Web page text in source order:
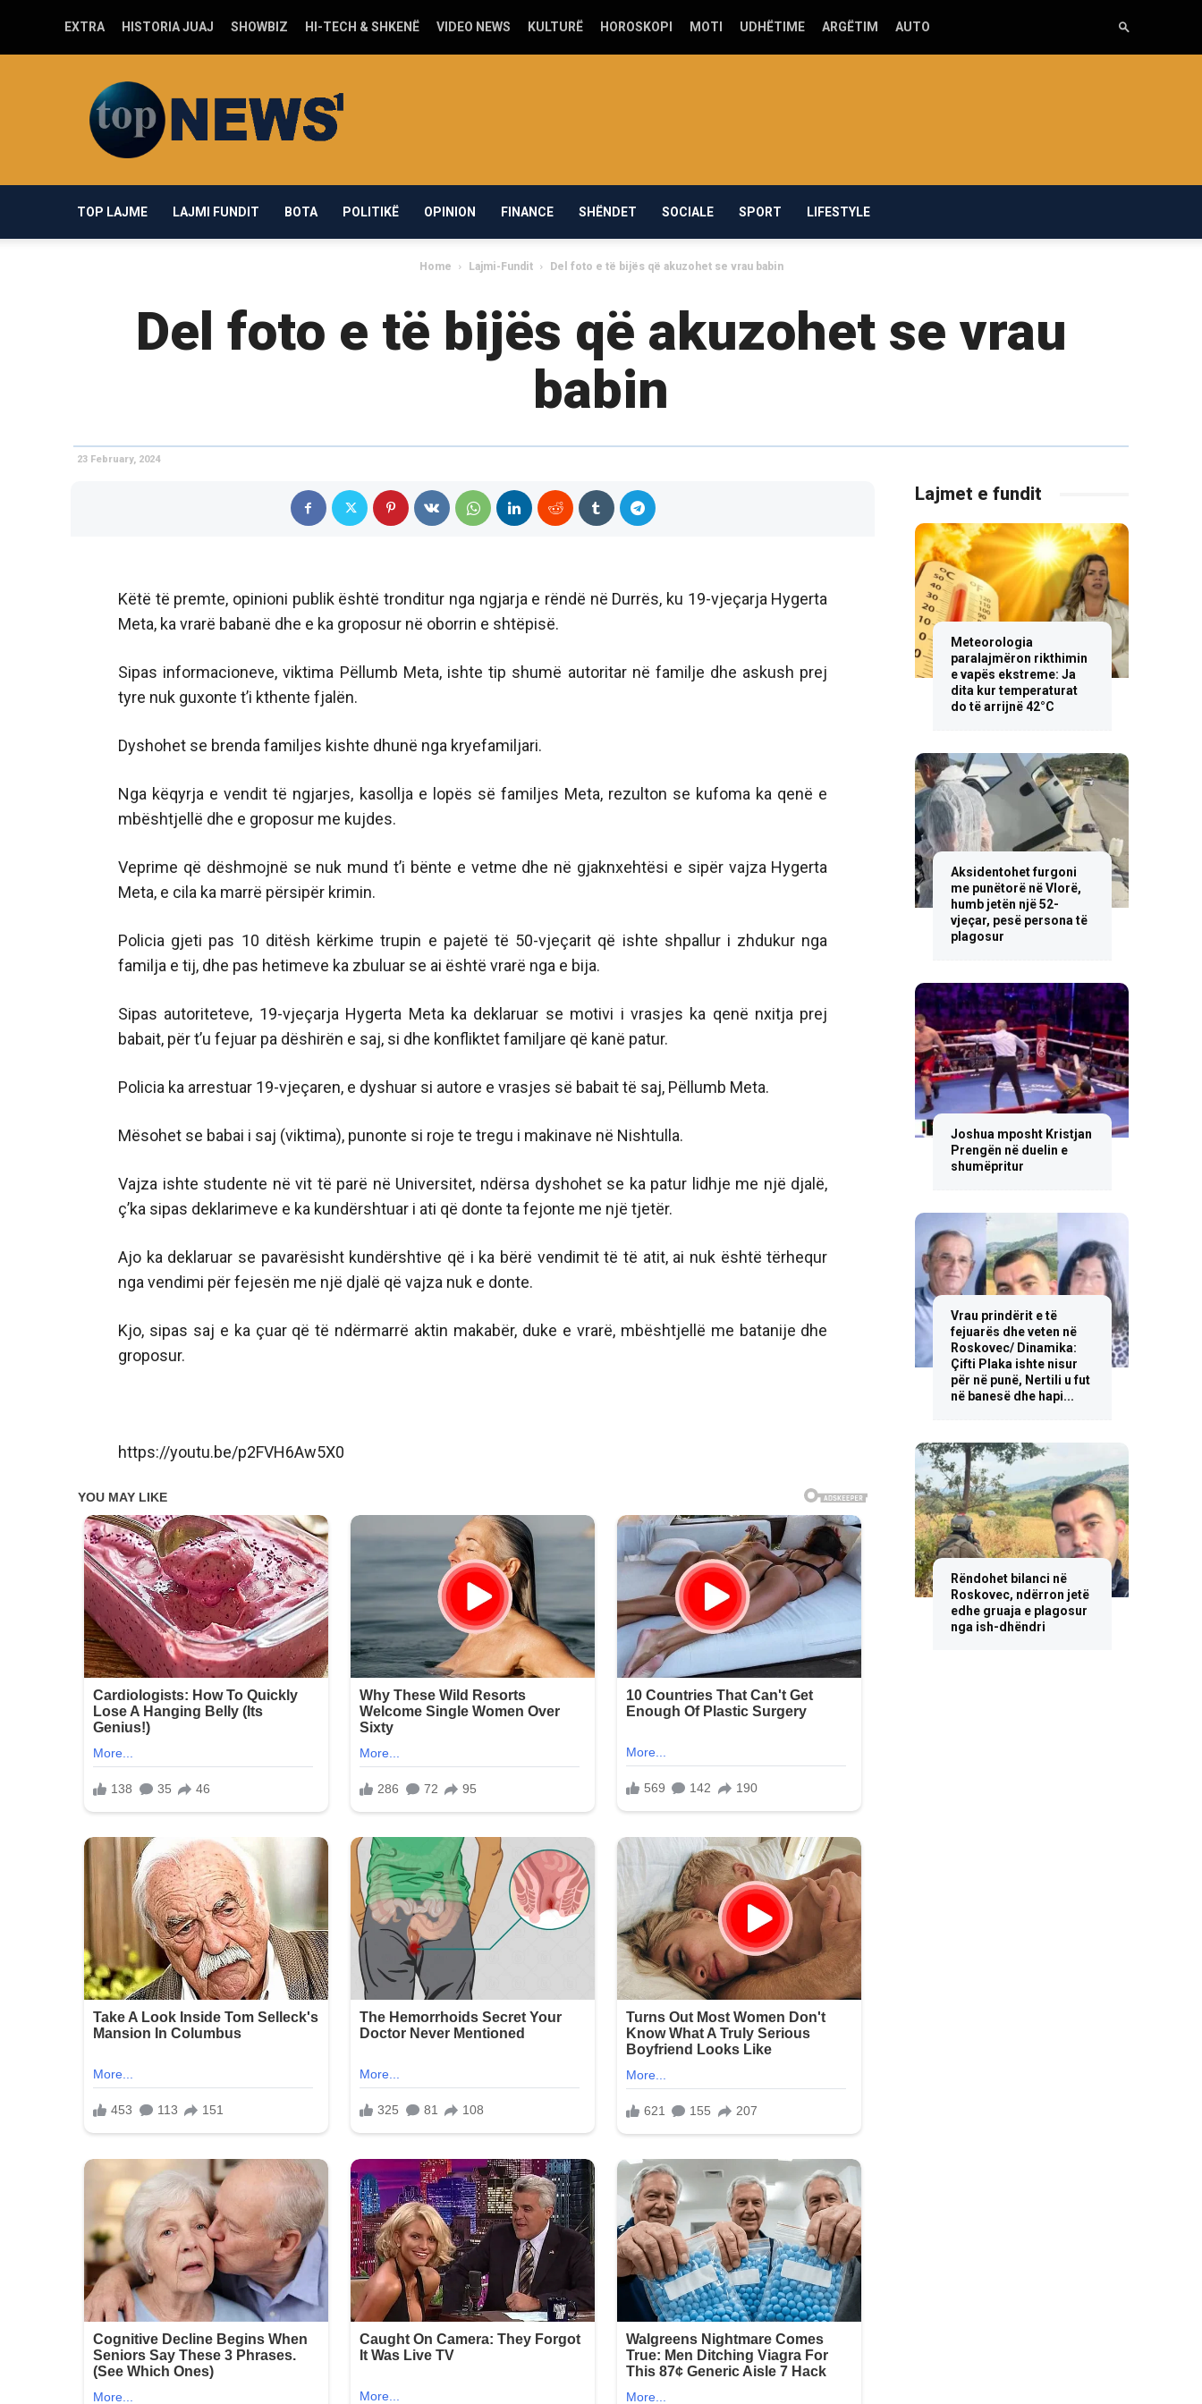
EXTRA HISTORIA JUAJ SHOWBIZ HI-TECH & SHKENË VIDEO NEWS KULTURË HOROSKOPI MOTI UDHËTIME ARGËTIM AUTO
news1.com
TOP LAJME LAJMI FUNDIT BOTA POLITIKË OPINION FINANCE SHËNDET SOCIALE SPORT LIFESTYLE
Home Lajmi-Fundit Del foto e të bijës që akuzohet se vrau babin
Del foto e të bijës që akuzohet se vrau
babin
23 February, 2024
Këtë të premte, opinioni publik është tronditur nga ngjarja e rëndë në Durrës, ku 19-vjeçarja Hygerta
Meta, ka vrarë babanë dhe e ka groposur në oborrin e shtëpisë.
Sipas informacioneve, viktima Pëllumb Meta, ishte tip shumë autoritar në familje dhe askush prej
tyre nuk guxonte t’i kthente fjalën.
Dyshohet se brenda familjes kishte dhunë nga kryefamiljari.
Nga këqyrja e vendit të ngjarjes, kasollja e lopës së familjes Meta, rezulton se kufoma ka qenë e
mbështjellë dhe e groposur me kujdes.
Veprime që dëshmojnë se nuk mund t’i bënte e vetme dhe në gjaknxehtësi e sipër vajza Hygerta
Meta, e cila ka marrë përsipër krimin.
Policia gjeti pas 10 ditësh kërkime trupin e pajetë të 50-vjeçarit që ishte shpallur i zhdukur nga
familja e tij, dhe pas hetimeve ka zbuluar se ai është vrarë nga e bija.
Sipas autoriteteve, 19-vjeçarja Hygerta Meta ka deklaruar se motivi i vrasjes ka qenë nxitja prej
babait, për t’u fejuar pa dëshirën e saj, si dhe konfliktet familjare që kanë patur.
Policia ka arrestuar 19-vjeçaren, e dyshuar si autore e vrasjes së babait të saj, Pëllumb Meta.
Mësohet se babai i saj (viktima), punonte si roje te tregu i makinave në Nishtulla.
Vajza ishte studente në vit të parë në Universitet, ndërsa dyshohet se ka patur lidhje me një djalë,
ç’ka sipas deklarimeve e ka kundërshtuar i ati që donte ta fejonte me një tjetër.
Ajo ka deklaruar se pavarësisht kundërshtive që i ka bërë vendimit të të atit, ai nuk është tërhequr
nga vendimi për fejesën me një djalë që vajza nuk e donte.
Kjo, sipas saj e ka çuar që të ndërmarrë aktin makabër, duke e vrarë, mbështjellë me batanije dhe
groposur.
https://youtu.be/p2FVH6Aw5X0
Lajmet e fundit
Meteorologia
paralajmëron rikthimin
e vapës ekstreme: Ja
dita kur temperaturat
do të arrijnë 42°C
Aksidentohet furgoni
me punëtorë në Vlorë,
humb jetën një 52-
vjeçar, pesë persona të
plagosur
Joshua mposht Kristjan
Prengën në duelin e
shumëpritur
Vrau prindërit e të
fejuarës dhe veten në
Roskovec/ Dinamika:
Çifti Plaka ishte nisur
për në punë, Nertili u fut
në banesë dhe hapi...
Rëndohet bilanci në
Roskovec, ndërron jetë
edhe gruaja e plagosur
nga ish-dhëndri